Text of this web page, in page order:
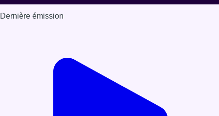
Dernière émission